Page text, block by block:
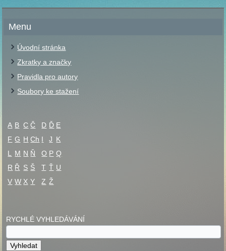
Menu
Úvodní stránka
Zkratky a značky
Pravidla pro autory
Soubory ke stažení
A B C Č D Ď E
F G H Ch I J K
L
M N Ň O P Q
R Ř S Š T Ť U
V W X Y Z Ž
RYCHLÉ VYHLEDÁVÁNÍ